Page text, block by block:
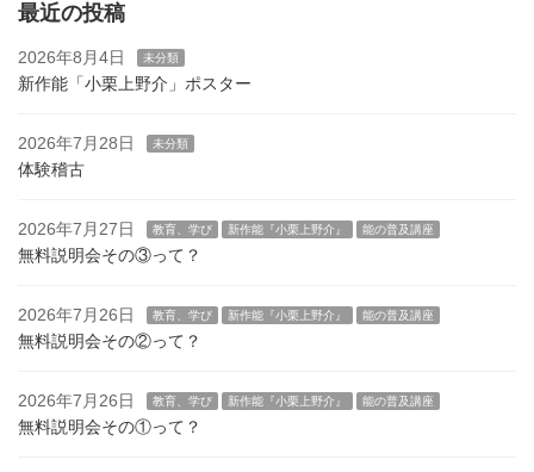
最近の投稿
2026年8月4日 未分類
新作能「小栗上野介」ポスター
2026年7月28日 未分類
体験稽古
2026年7月27日 教育、学び 新作能『小栗上野介』 能の普及講座
無料説明会その③って？
2026年7月26日 教育、学び 新作能『小栗上野介』 能の普及講座
無料説明会その②って？
2026年7月26日 教育、学び 新作能『小栗上野介』 能の普及講座
無料説明会その①って？